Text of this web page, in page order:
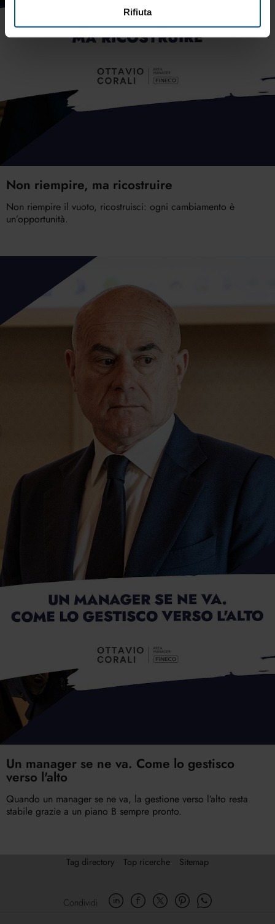
Rifiuta
Non riempire, ma ricostruire
Non riempire il vuoto, ricostruisci: ogni cambiamento è
un’opportunità.
Un manager se ne va. Come lo gestisco
verso l'alto
Quando un manager se ne va, la gestione verso l’alto resta
stabile grazie a un piano B sempre pronto.
Tag directory Top ricerche Sitemap
Condividi